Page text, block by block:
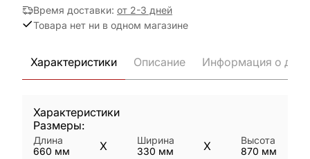
Время доставки: от 2-3 дней
Товара нет ни в одном магазине
Характеристики Описание Информация о
Характеристики
Размеры:
Длина
660 мм X
Ширина
330 мм X
Высота
870 мм